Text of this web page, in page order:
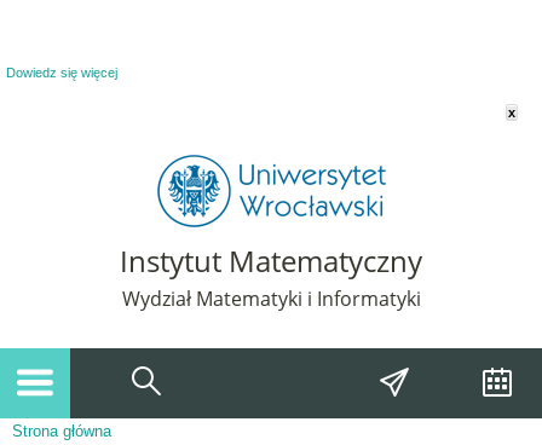
Dowiedz się więcej
x
Instytut Matematyczny
Wydział Matematyki i Informatyki
Strona główna